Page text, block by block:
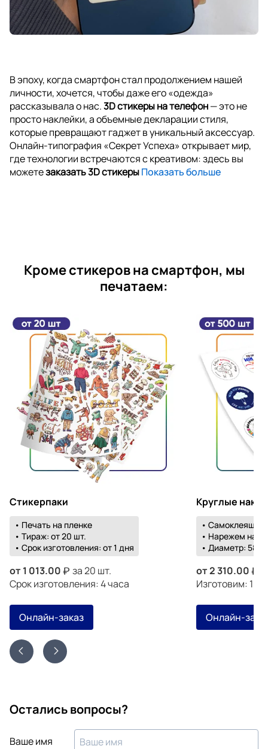
В эпоху, когда смартфон стал продолжением нашей
личности, хочется, чтобы даже его «одежда»
рассказывала о нас.3D стикеры на телефон— это не
просто наклейки, а объемные декларации стиля,
которые превращают гаджет в уникальный аксессуар.
Онлайн-типография «Секрет Успеха» открывает мир,
где технологии встречаются с креативом: здесь вы
можетезаказать 3D стикерыПоказать больше
Кроме стикеров на смартфон, мы
печатаем:
Стикерпаки
• Печать на пленке
• Тираж: от 20 шт.
• Срок изготовления: от 1 дня
от 1 013.00
за 20 шт.
Срок изготовления: 4 часа
Онлайн-заказ
Круглые
•
• Нарежем на
• Диаметр: 58-
от2 310.00
Изготовим: 19
Онлайн-
Остались вопросы?
Ваше имя